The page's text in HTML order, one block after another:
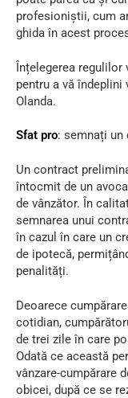
profesioniștii, cum
ghida în acest
Înțelegerea regulilor
pentru a vă îndeplini
Olanda.
Sfat pro: semnați un
Un contract
întocmit de un
de vânzător. În
semnarea unui
în cazul în care un
de ipotecă,
penalități.
Deoarece
cotidian,
de trei zile în care
Odată ce această
vânzare-cumpărare
obicei, după ce se